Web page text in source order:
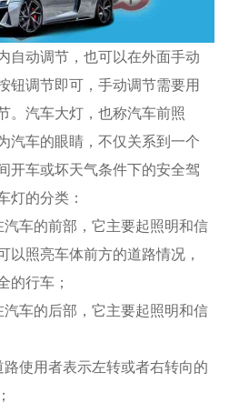
自动调节，也可以在外面手动
钮调节即可，手动调节需要用
。汽车大灯，也称汽车前照
汽车的眼睛，不仅关系到一个
开车或坏天气条件下的安全驾
灯的分类：
车的前部，它主要起照明和信
以照亮车体前方的道路情况，
的行车；
车的后部，它主要起照明和信
使用者表示左转或者右转向的